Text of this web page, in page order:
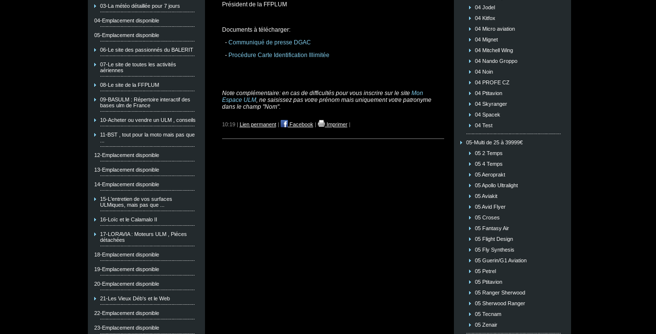
03-La météo détaillée pour 7 jours
04-Emplacement disponible
05-Emplacement disponible
06-Le site des passionnés du BALERIT
07-Le site de toutes les activités
aériennes
08-Le site de la FFPLUM
09-BASULM : Répertoire interactif des
bases ulm de France
10-Acheter ou vendre un ULM , conseils
11-BST , tout pour la moto mais pas que
12-Emplacement disponible
13-Emplacement disponible
14-Emplacement disponible
15-L'entretien de vos surfaces
ULMiques, mais pas que ...
16-Loïc et le Calamalo II
17-LORAVIA : Moteurs ULM , Piéces
détachées
18-Emplacement disponible
19-Emplacement disponible
20-Emplacement disponible
21-Les Vieux Déb's et le Web
22-Emplacement disponible
23-Emplacement disponible
04 Jodel
04 Kitfox
04 Micro aviation
04 Mignet
04 Mitchell Wing
04 Nando Groppo
04 Noin
04 PROFE CZ
04 Ptitavion
04 Skyranger
04 Spacek
04 Test
05-Multi de 25 à 39999€
05 2 Temps
05 4 Temps
05 Aeroprakt
05 Apollo Ultralight
05 Aviakit
05 Avid Flyer
05 Croses
05 Fantasy Air
05 Flight Design
05 Fly Synthesis
05 Guerin/G1 Aviation
05 Petrel
05 Ptitavion
05 Ranger Sherwood
05 Sherwood Ranger
05 Tecnam
05 Zenair
Président de la FFPLUM
Documents à télécharger:
- Communiqué de presse DGAC
- Procédure Carte Identification Illimitée
Note complémentaire: en cas de difficultés pour vous inscrire sur le site Mon
Espace ULM, ne saisissez pas votre prénom mais uniquement votre patronyme
dans le champ "Nom".
10:19 | Lien permanent| Facebook | Imprimer|